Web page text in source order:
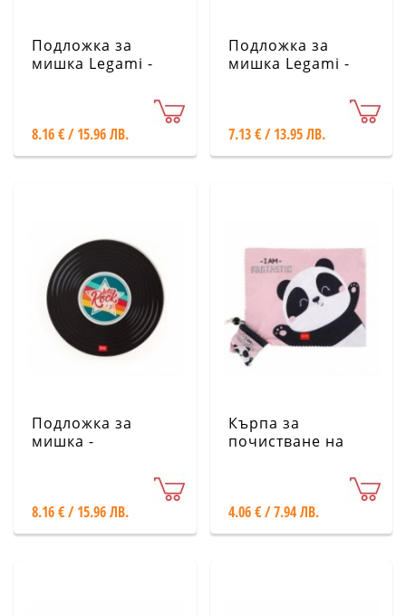
Подложка за
мишка Legami -
8.16 € / 15.96 ЛВ.
Подложка за
мишка Legami -
7.13 € / 13.95 ЛВ.
Подложка за
мишка -
8.16 € / 15.96 ЛВ.
Кърпа за
почистване на
4.06 € / 7.94 ЛВ.